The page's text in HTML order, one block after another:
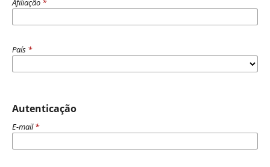
Afiliação *
País *
Autenticação
E-mail*